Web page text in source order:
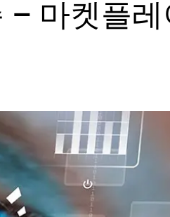
마켓플